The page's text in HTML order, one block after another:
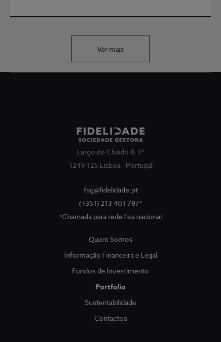
Show submenu
Informação Financeira e Legal
Ver mais
Largo do Chiado 8, 1º
1249-125 Lisboa - Portugal
fsg@fidelidade.pt
(+351) 213 401 787*
*Chamada para rede fixa nacional
Quem Somos
Informação Financeira e Legal
Fundos de Investimento
Portfolio
Sustentabilidade
Contactos